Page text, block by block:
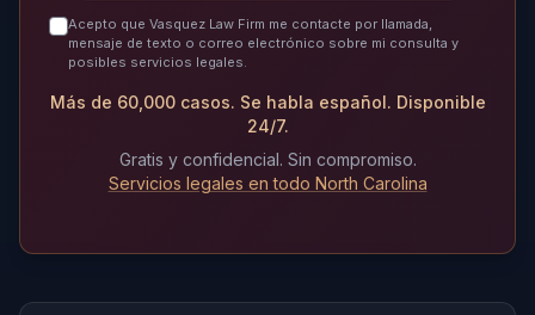
Acepto que Vasquez Law Firm me contacte por llamada,
mensaje de texto o correo electrónico sobre mi consulta y
posibles servicios legales.
Más de 60,000 casos. Se habla español. Disponible
24/7.
Gratis y confidencial. Sin compromiso.
Servicios legales en todo North Carolina